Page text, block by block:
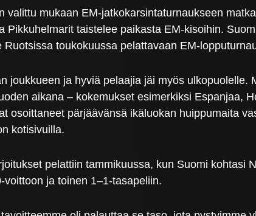
valittu mukaan EM-jatkokarsintaturnaukseen
Pikkuhelmarit taistelee paikasta EM-kisoihin.
toukokuussa pelattavaan EM-
joukkueen ja hyviä pelaajia jäi myös
aikana – kokemukset esimerkiksi Espanjaa,
osoittaneet pärjäävänsä ikäluokan huippumaita
kotisivuilla.
pelattiin tammikuussa, kun Suomi kohtasi
ja toinen 1–1-tasapeliin.